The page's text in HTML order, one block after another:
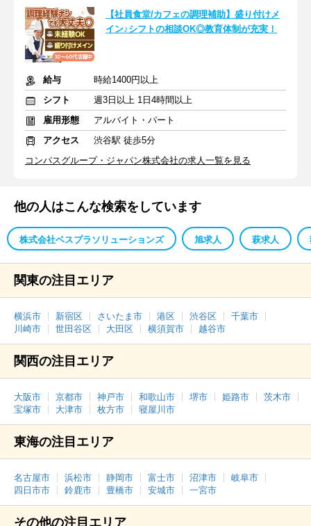
【社員食堂/カフェの調理補助】盛り付けメ
イン♪シフトの相談OK◎教育体制が充実！
給与
時給1400円以上
シフト
週3日以上 1日4時間以上
雇用形態
アルバイト・パート
アクセス
渋谷駅 徒歩5分
コンパスグループ・ジャパン株式会社の求人一覧を見る
他の人はこんな検索をしています
株式会社ベスプラソリューションズ 旭求人 萩求人
関東の注目エリア
横浜市 新宿区 さいたま市 港区 渋谷区
千葉市
川崎市
世田谷区 大田区 横須賀市 越谷市
関西の注目エリア
大阪市 京都市 神戸市 和歌山市 堺市 姫路市
茨木市
宝塚市
大津市 枚方市 寝屋川市
東海の注目エリア
名古屋市 浜松市 静岡市 富士市 沼津市
岐阜市
四日市市
鈴鹿市 豊橋市 安城市 一宮市
その他の注目エリア